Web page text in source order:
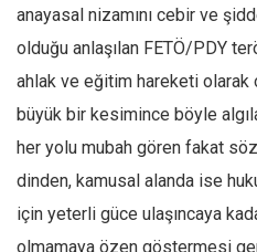
anayasal nizamını cebir ve
olduğu anlaşılan FETÖ/PDY
ahlak ve eğitim hareketi olarak
büyük bir kesimince böyle
her yolu mubah gören fakat
dinden, kamusal alanda ise
için yeterli güce ulaşıncaya
olmamaya özen göstermesi